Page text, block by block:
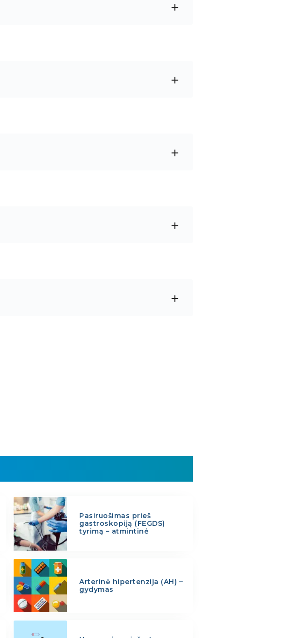
Pasiruošimas prieš
gastroskopiją (FEGDS)
tyrimą – atmintinė
Arterinė hipertenzija (AH) –
gydymas